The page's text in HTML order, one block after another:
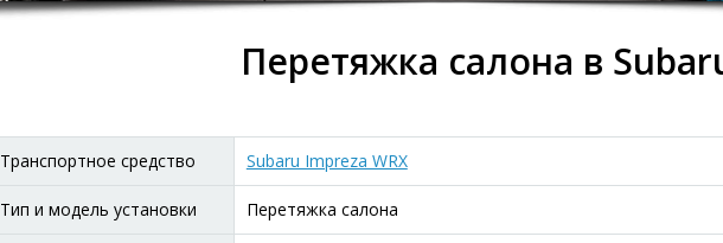
Перетяжка салона в
Транспортное средство Subaru Impreza WRX
Тип и модель установки Перетяжка салона